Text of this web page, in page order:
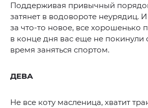
Поддерживая привычный
затянет в водовороте неурядиц.
за что-то новое, все хорошенько
в конце дня вас еще не покинули
время заняться спортом.
ДЕВА
Не все коту масленица, хватит